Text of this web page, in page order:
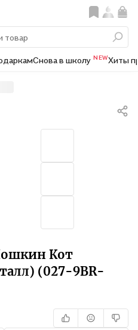
Снова в школу NEWХиты
Кот
(027-9BR-